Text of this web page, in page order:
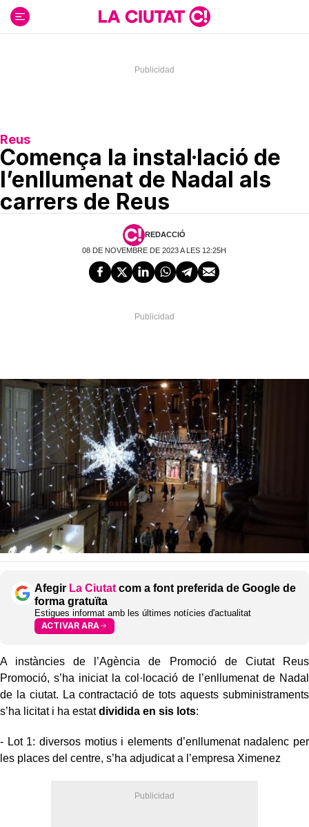
contenido
Reus
Comença la instal·lació de
l’enllumenat de Nadal als
carrers de Reus
REDACCIÓ
08 DE NOVEMBRE DE 2023 A LES 12:25H
Afegir La Ciutat com a font preferida de Google de
forma gratuïta
Estigues informat amb les últimes notícies d'actualitat
ACTIVAR ARA
A instàncies de l’Agència de Promoció de Ciutat Reus
Promoció, s’ha iniciat la col·locació de l’enllumenat de Nadal
de la ciutat. La contractació de tots aquests subministraments
s’ha licitat i ha estatdividida en sis lots:
- Lot 1: diversos motius i elements d’enllumenat nadalenc per
les places del centre, s’ha adjudicat a l’empresa Ximenez